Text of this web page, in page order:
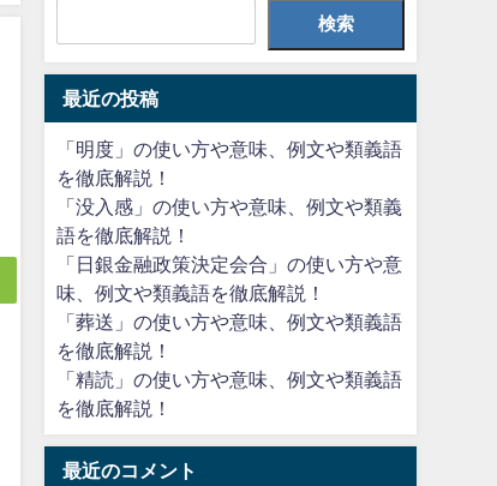
検索
最近の投稿
「明度」の使い方や意味、例文や類義語
を徹底解説！
「没入感」の使い方や意味、例文や類義
語を徹底解説！
「日銀金融政策決定会合」の使い方や意
味、例文や類義語を徹底解説！
「葬送」の使い方や意味、例文や類義語
を徹底解説！
「精読」の使い方や意味、例文や類義語
を徹底解説！
最近のコメント